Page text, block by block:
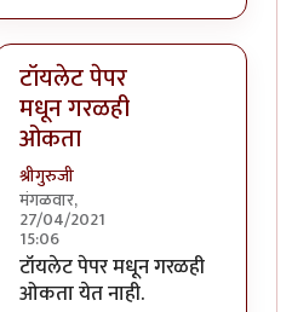
टॉयलेट पेपर
मधून गरळही
ओकता
श्रीगुरुजी
मंगळवार,
27/04/2021
15:06
In reply toप्राॅपर्टी जप्त करा असा
टॉयलेट पेपर मधून गरळही
ओकता येत नाही.